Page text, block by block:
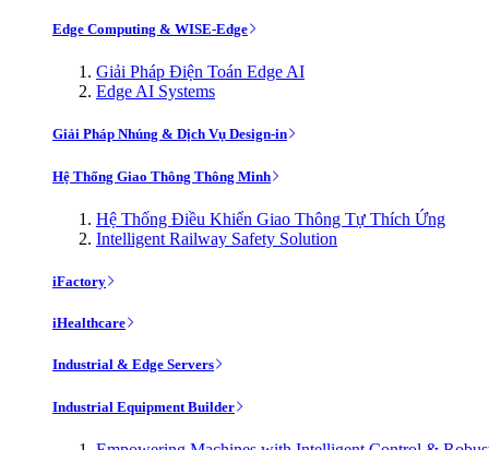
Edge Computing & WISE-Edge
Giải Pháp Điện Toán Edge AI
Edge AI Systems
Giải Pháp Nhúng & Dịch Vụ Design-in
Hệ Thống Giao Thông Thông Minh
Hệ Thống Điều Khiển Giao Thông Tự Thích Ứng
Intelligent Railway Safety Solution
iFactory
iHealthcare
Industrial & Edge Servers
Industrial Equipment Builder